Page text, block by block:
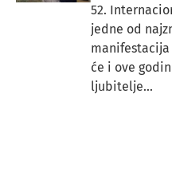
52.
jedne od
manifestacija
će i ove
ljubitelje...